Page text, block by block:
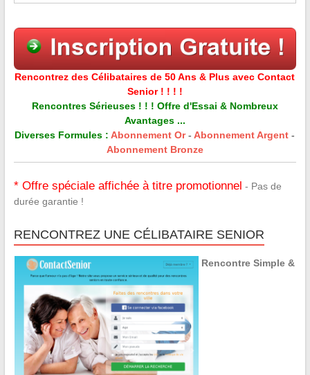
Rencontrez des Célibataires de 50 Ans & Plus avec Contact
Senior ! ! ! !
Rencontres Sérieuses ! ! ! Offre d'Essai & Nombreux
Avantages ...
Diverses Formules : Abonnement Or-Abonnement Argent -
Abonnement Bronze
* Offre spéciale affichée à titre promotionnel - Pas de
durée garantie !
RENCONTREZ UNE CÉLIBATAIRE SENIOR
Rencontre Simple &